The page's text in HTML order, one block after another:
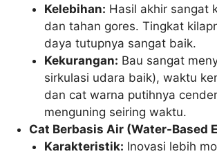
Kelebihan: Hasil akhir sangat
dan tahan gores. Tingkat
daya tutupnya sangat baik.
Kekurangan: Bau sangat
sirkulasi udara baik), waktu
dan cat warna putihnya
menguning seiring waktu.
Cat Berbasis Air (Water-Based
Karakteristik: Inovasi lebih